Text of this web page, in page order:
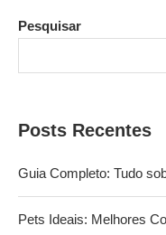
Pesquisar
Posts Recentes
Guia Completo: Tudo
Pets Ideais: Melhores